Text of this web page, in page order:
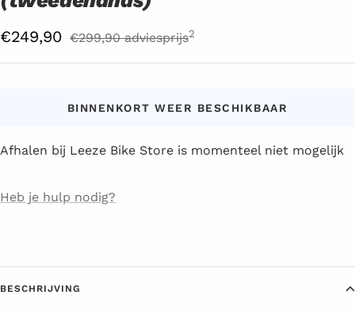
Aanbiedingsprijs
€249,90 Reguliere
€299,90 adviesprijs2
BINNENKORT WEER BESCHIKBAAR
Afhalen bij Leeze Bike Store is momenteel niet mogelijk
Heb je hulp nodig?
BESCHRIJVING